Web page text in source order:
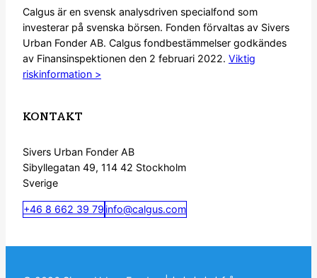
Calgus är en svensk analysdriven specialfond som
investerar på svenska börsen. Fonden förvaltas av Sivers
Urban Fonder AB. Calgus fondbestämmelser godkändes
av Finansinspektionen den 2 februari 2022. Viktig
riskinformation >
KONTAKT
Sivers Urban Fonder AB
Sibyllegatan 49, 114 42 Stockholm
Sverige
+46 8 662 39 79 info@calgus.com